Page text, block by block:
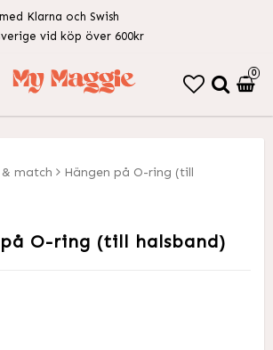
Klarna och Swish
vid köp över 600kr
0
match
Hängen på O-ring (till
O-ring (till halsband)